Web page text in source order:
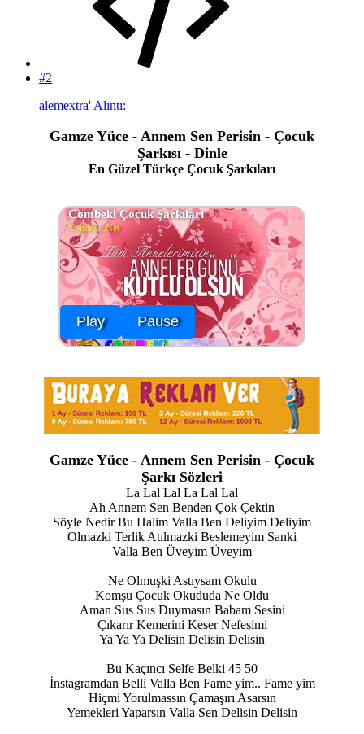
#2
alemextra' Alıntı:
Gamze Yüce - Annem Sen Perisin - Çocuk
Şarkısı - Dinle
En Güzel Türkçe Çocuk Şarkıları
Combeki Çocuk Şarkıları
Combeki.Net
Play Pause
Gamze Yüce - Annem Sen Perisin - Çocuk
Şarkı Sözleri
La Lal Lal La Lal Lal
Ah Annem Sen Benden Çok Çektin
Söyle Nedir Bu Halim Valla Ben Deliyim Deliyim
Olmazki Terlik Atılmazki Beslemeyim Sanki
Valla Ben Üveyim Üveyim
Ne Olmuşki Astıysam Okulu
Komşu Çocuk Okududa Ne Oldu
Aman Sus Sus Duymasın Babam Sesini
Çıkarır Kemerini Keser Nefesimi
Ya Ya Ya Delisin Delisin Delisin
Bu Kaçıncı Selfe Belki 45 50
İnstagramdan Belli Valla Ben Fame yim.. Fame yim
Hiçmi Yorulmassın Çamaşırı Asarsın
Yemekleri Yaparsın Valla Sen Delisin Delisin